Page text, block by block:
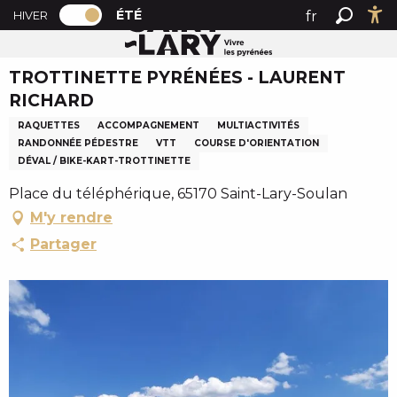
A
l
e
r
a
u
c
o
n
t
e
u
p
PAGE D’ACCUEIL ACTUELLE ÉTÉ : PASSER EN MODE
HIVER PAGE D’ACCUEIL ACTUELLE ÉTÉ :
ÉTÉ
fr
es
Accueil été TROTTINETTE PYRÉNÉES - LAURENT RICHARD
TROTTINETTE PYRÉNÉES - LAURENT
RICHARD
RAQUETTES ACCOMPAGNEMENT
MULTIACTIVITÉS
RANDONNÉE PÉDESTRE
VTT
COURSE D'ORIENTATION
DÉVAL / BIKE-KART-TROTTINETTE
Place du téléphérique, 65170 Saint-Lary-Soulan
M'y rendre
Partager